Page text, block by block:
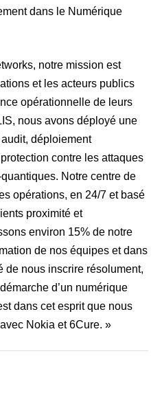
dans le Numérique
notre mission est
et les acteurs publics
opérationnelle de leurs
nous avons déployé une
déploiement
contre les attaques
Notre centre de
opérations, en 24/7 et basé
proximité et
environ 15% de notre
de nos équipes et dans
de nous inscrire résolument,
d’un numérique
dans cet esprit que nous
Nokia et 6Cure. »